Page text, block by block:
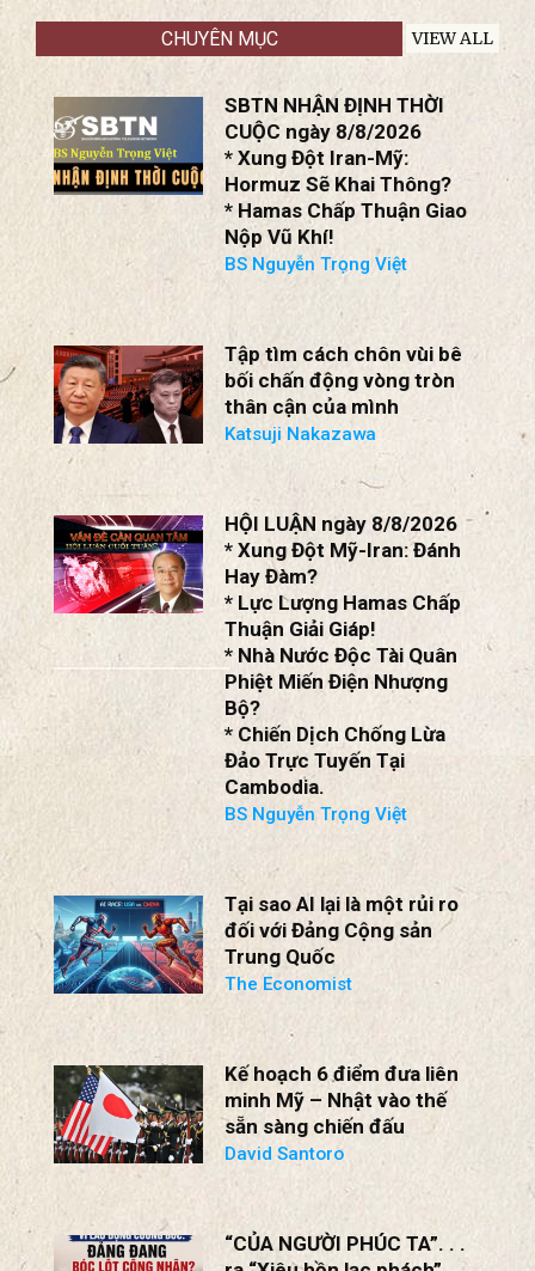
SBTN NHẬN ĐỊNH THỜI
CUỘC ngày 8/8/2026
* Xung Đột Iran-Mỹ:
Hormuz Sẽ Khai Thông?
* Hamas Chấp Thuận Giao
Nộp Vũ Khí!
BS Nguyễn Trọng Việt
Tập tìm cách chôn vùi bê
bối chấn động vòng tròn
thân cận của mình
Katsuji Nakazawa
HỘI LUẬN ngày 8/8/2026
* Xung Đột Mỹ-Iran: Đánh
* Lực Lượng Hamas Chấp
Thuận Giải Giáp!
* Nhà Nước Độc Tài Quân
Phiệt Miến Điện Nhượng
Bộ?
* Chiến Dịch Chống Lừa
Đảo Trực Tuyến Tại
Cambodia.
BS Nguyễn Trọng Việt
Tại sao AI lại là một rủi ro
đối với Đảng Cộng sản
The Economist
Kế hoạch 6 điểm đưa liên
sẵn sàng chiến đấu
“CỦA NGƯỜI PHÚC TA”. . .
ra “Xiêu hồn lạc phách”.
Trần nguyên Thao